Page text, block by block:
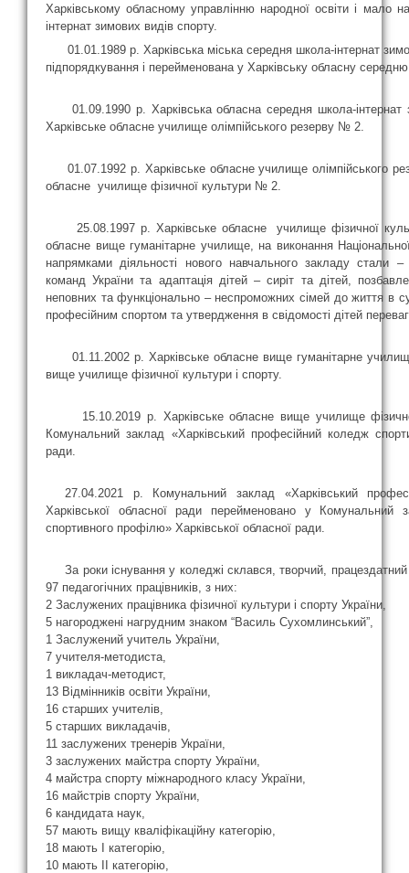
Харківському обласному управлінню народної освіти і мало
інтернат зимових видів спорту.
01.01.1989 р. Харківська міська середня школа-інтернат
підпорядкування і перейменована у Харківську обласну
01.09.1990 р. Харківська обласна середня школа-інтернат
Харківське обласне училище олімпійського резерву № 2.
01.07.1992 р. Харківське обласне училище олімпійського
обласне училище фізичної культури № 2.
25.08.1997 р. Харківське обласне училище фізичної
обласне вище гуманітарне училище, на виконання
напрямками діяльності нового навчального закладу стали
команд України та адаптація дітей – сиріт та дітей,
неповних та функціонально – неспроможних сімей до життя в
професійним спортом та утвердження в свідомості дітей
01.11.2002 р. Харківське обласне вище гуманітарне
вище училище фізичної культури і спорту.
15.10.2019 р. Харківське обласне вище училище
Комунальний заклад «Харківський професійний коледж
ради.
27.04.2021 р. Комунальний заклад «Харківський
Харківської обласної ради перейменовано у Комунальний
спортивного профілю» Харківської обласної ради.
За роки існування у коледжі склався, творчий,
97 педагогічних працівників, з них:
2 Заслужених працівника фізичної культури і спорту України,
5 нагороджені нагрудним знаком “Василь Сухомлинський”,
1 Заслужений учитель України,
7 учителя-методиста,
1 викладач-методист,
13 Відмінників освіти України,
16 старших учителів,
5 старших викладачів,
11 заслужених тренерів України,
3 заслужених майстра спорту України,
4 майстра спорту міжнародного класу України,
16 майстрів спорту України,
6 кандидата наук,
57 мають вищу кваліфікаційну категорію,
18 мають І категорію,
10 мають ІІ категорію,